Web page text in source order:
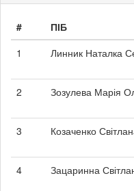
# ПІБ
1
Линник Наталка
2
Зозулева Марія
3
Козаченко
4
Зацаринна